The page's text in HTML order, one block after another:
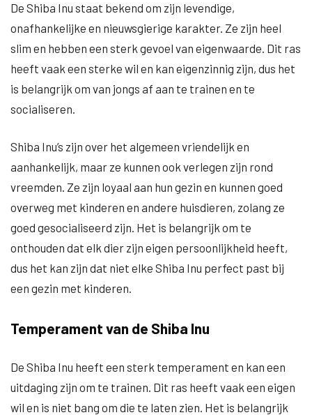
De Shiba Inu staat bekend om zijn levendige,
onafhankelijke en nieuwsgierige karakter. Ze zijn heel
slim en hebben een sterk gevoel van eigenwaarde. Dit ras
heeft vaak een sterke wil en kan eigenzinnig zijn, dus het
is belangrijk om van jongs af aan te trainen en te
socialiseren.
Shiba Inu’s zijn over het algemeen vriendelijk en
aanhankelijk, maar ze kunnen ook verlegen zijn rond
vreemden. Ze zijn loyaal aan hun gezin en kunnen goed
overweg met kinderen en andere huisdieren, zolang ze
goed gesocialiseerd zijn. Het is belangrijk om te
onthouden dat elk dier zijn eigen persoonlijkheid heeft,
dus het kan zijn dat niet elke Shiba Inu perfect past bij
een gezin met kinderen.
Temperament van de Shiba Inu
De Shiba Inu heeft een sterk temperament en kan een
uitdaging zijn om te trainen. Dit ras heeft vaak een eigen
wil en is niet bang om die te laten zien. Het is belangrijk